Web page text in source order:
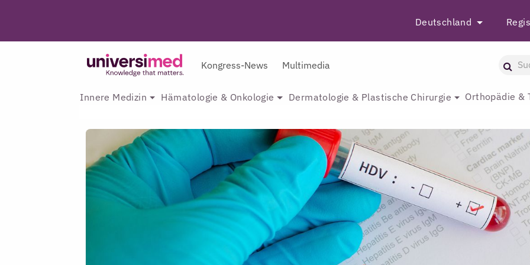
Deutschland
Kongress-News Multimedia
Innere Medizin Hämatologie & Onkologie Dermatologie & Plastische Chirurgie Orthopädie &